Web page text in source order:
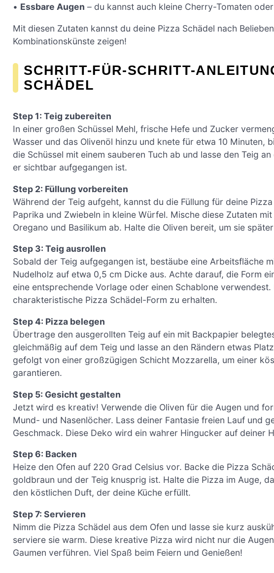
• Essbare Augen – du kannst auch kleine Cherry-Tomaten
Mit diesen Zutaten kannst du deine Pizza Schädel nach
Kombinationskünste zeigen!
SCHRITT-FÜR-SCHRITT-
SCHÄDEL
Step 1: Teig zubereiten
In einer großen Schüssel Mehl, frische Hefe und Zucker
Wasser und das Olivenöl hinzu und knete für etwa 10 Minuten,
die Schüssel mit einem sauberen Tuch ab und lasse den Teig
er sichtbar aufgegangen ist.
Step 2: Füllung vorbereiten
Während der Teig aufgeht, kannst du die Füllung für deine
Paprika und Zwiebeln in kleine Würfel. Mische diese Zutaten
Oregano und Basilikum ab. Halte die Oliven bereit, um sie
Step 3: Teig ausrollen
Sobald der Teig aufgegangen ist, bestäube eine Arbeitsfläche
Nudelholz auf etwa 0,5 cm Dicke aus. Achte darauf, die Form
eine entsprechende Vorlage oder einen Schablone
charakteristische Pizza Schädel-Form zu erhalten.
Step 4: Pizza belegen
Übertrage den ausgerollten Teig auf ein mit Backpapier
gleichmäßig auf dem Teig und lasse an den Rändern etwas
gefolgt von einer großzügigen Schicht Mozzarella, um einer
garantieren.
Step 5: Gesicht gestalten
Jetzt wird es kreativ! Verwende die Oliven für die Augen und
Mund- und Nasenlöcher. Lass deiner Fantasie freien Lauf und
Geschmack. Diese Deko wird ein wahrer Hingucker auf deiner
Step 6: Backen
Heize den Ofen auf 220 Grad Celsius vor. Backe die Pizza
goldbraun und der Teig knusprig ist. Halte die Pizza im Auge,
den köstlichen Duft, der deine Küche erfüllt.
Step 7: Servieren
Nimm die Pizza Schädel aus dem Ofen und lasse sie kurz
serviere sie warm. Diese kreative Pizza wird nicht nur die
Gaumen verführen. Viel Spaß beim Feiern und Genießen!